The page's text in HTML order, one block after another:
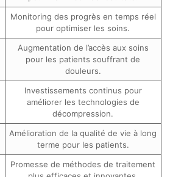
Monitoring des progrès en temps réel
pour optimiser les soins.
Augmentation de l’accès aux soins
pour les patients souffrant de
douleurs.
Investissements continus pour
améliorer les technologies de
décompression.
Amélioration de la qualité de vie à long
terme pour les patients.
Promesse de méthodes de traitement